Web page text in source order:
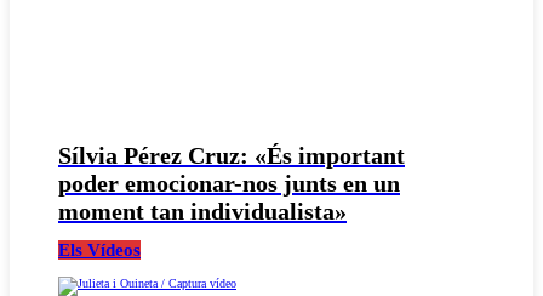
Sílvia Pérez Cruz: «És important
poder emocionar-nos junts en un
moment tan individualista»
Els Vídeos